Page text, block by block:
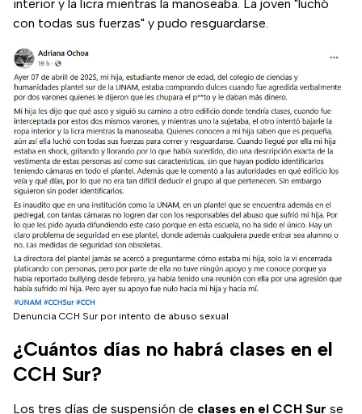
interior y la licra mientras la manoseaba. La joven "luchó
con todas sus fuerzas" y pudo resguardarse.
Denuncia CCH Sur por intento de abuso sexual
¿Cuántos días no habrá clases en el
CCH Sur?
Los tres días de suspensión de clases en el CCH Sur se